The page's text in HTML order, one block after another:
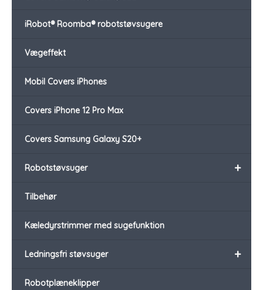
iRobot® Roomba® robotstøvsugere
Vægeffekt
Mobil Covers iPhones
Covers iPhone 12 Pro Max
Covers Samsung Galaxy S20+
+
Robotstøvsuger
Tilbehør
Kæledyrstrimmer med sugefunktion
+
Ledningsfri støvsuger
Robotplæneklipper